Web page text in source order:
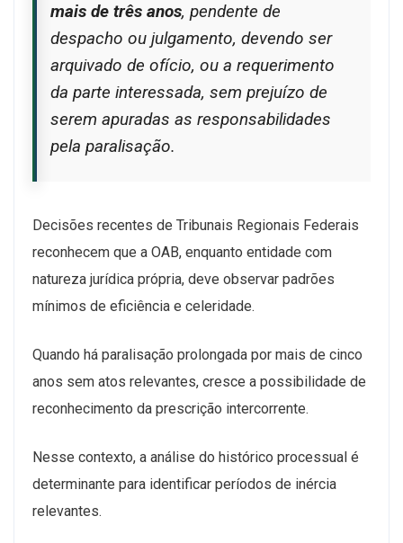
mais de três anos, pendente de
despacho ou julgamento, devendo ser
arquivado de ofício, ou a requerimento
da parte interessada, sem prejuízo de
serem apuradas as responsabilidades
pela paralisação.
Decisões recentes de Tribunais Regionais Federais
reconhecem que a OAB, enquanto entidade com
natureza jurídica própria, deve observar padrões
mínimos de eficiência e celeridade.
Quando há paralisação prolongada por mais de cinco
anos sem atos relevantes, cresce a possibilidade de
reconhecimento da prescrição intercorrente.
Nesse contexto, a análise do histórico processual é
determinante para identificar períodos de inércia
relevantes.